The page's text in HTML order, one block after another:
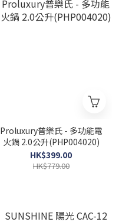
Proluxury普樂氏 - 多功能電
火鍋 2.0公升(PHP004020)
HK$399.00
HK$779.00